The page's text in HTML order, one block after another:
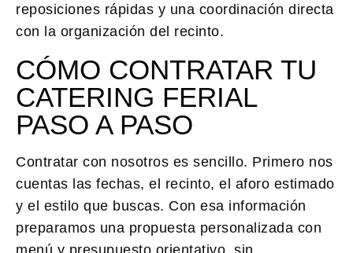
reposiciones rápidas y una coordinación directa
con la organización del recinto.
CÓMO CONTRATAR TU
CATERING FERIAL
PASO A PASO
Contratar con nosotros es sencillo. Primero nos
cuentas las fechas, el recinto, el aforo estimado
y el estilo que buscas. Con esa información
preparamos una propuesta personalizada con
menú y presupuesto orientativo, sin